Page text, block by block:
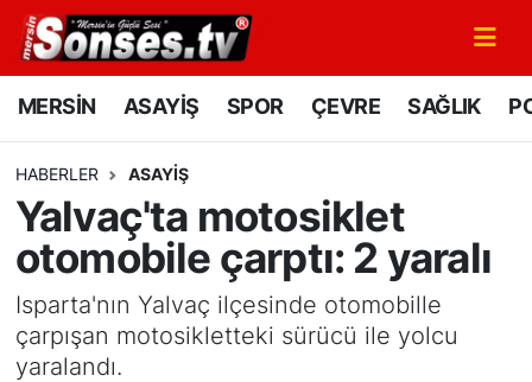
MERSİN ASAYİŞ SPOR ÇEVRE SAĞLIK
HABERLER ASAYİŞ
Yalvaç'ta motosiklet
otomobile çarptı: 2 yaralı
Isparta'nın Yalvaç ilçesinde otomobille
çarpışan motosikletteki sürücü ile yolcu
yaralandı.
MERSİN
SPOR
GÜNÜN MANŞETİ
DÜNYA
Mersin Nöbetçi Eczaneler
Mersin Namaz Vakitleri
Mersin Trafik Yoğunluk Haritası
Süper Lig Puan Durumu ve Fikstür